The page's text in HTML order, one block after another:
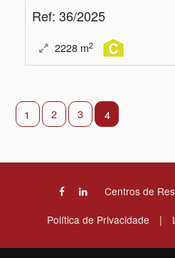
Ref: 36/2025
2228 m2
1 2 3 4
Centros de
Política de Privacidade |